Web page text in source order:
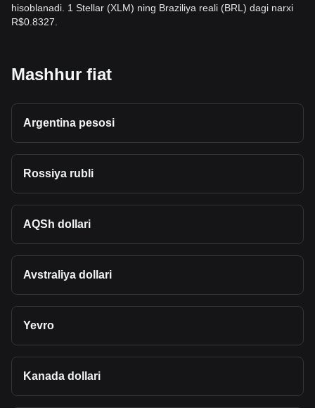
hisoblanadi. 1 Stellar (XLM) ning Braziliya reali (BRL) dagi narxi
R$0.8327.
Mashhur fiat
Argentina pesosi
Rossiya rubli
AQSh dollari
Avstraliya dollari
Yevro
Kanada dollari